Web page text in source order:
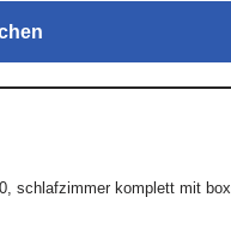
, schlafzimmer komplett mit